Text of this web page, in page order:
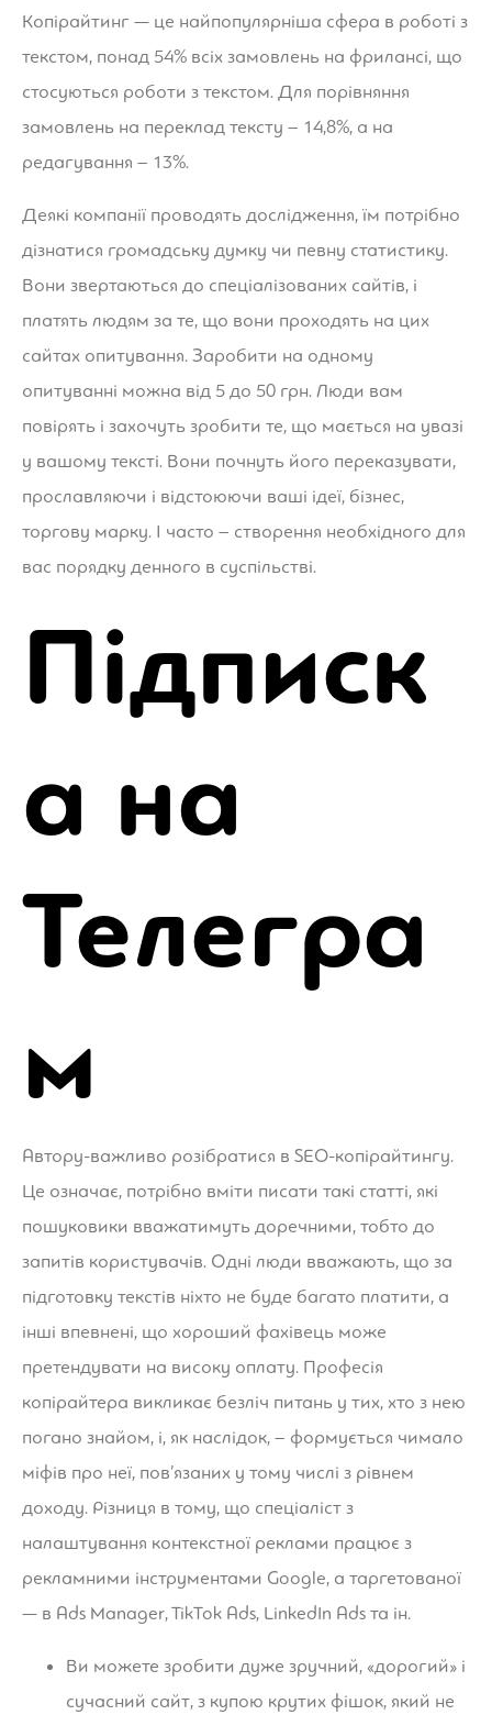
Копірайтинг — це найпопулярніша сфера в роботі з
текстом, понад 54% всіх замовлень на фрилансі, що
стосуються роботи з текстом. Для порівняння
замовлень на переклад тексту – 14,8%, а на
редагування – 13%.
Деякі компанії проводять дослідження, їм потрібно
дізнатися громадську думку чи певну статистику.
Вони звертаються до спеціалізованих сайтів, і
платять людям за те, що вони проходять на цих
сайтах опитування. Заробити на одному
опитуванні можна від 5 до 50 грн. Люди вам
повірять і захочуть зробити те, що мається на увазі
у вашому тексті. Вони почнуть його переказувати,
прославляючи і відстоюючи ваші ідеї, бізнес,
торгову марку. І часто – створення необхідного для
вас порядку денного в суспільстві.
Підписк
а на
Телегра
м
Автору-важливо розібратися в SEO-копірайтингу.
Це означає, потрібно вміти писати такі статті, які
пошуковики вважатимуть доречними, тобто до
запитів користувачів. Одні люди вважають, що за
підготовку текстів ніхто не буде багато платити, а
інші впевнені, що хороший фахівець може
претендувати на високу оплату. Професія
копірайтера викликає безліч питань у тих, хто з нею
погано знайом, і, як наслідок, – формується чимало
міфів про неї, пов’язаних у тому числі з рівнем
доходу. Різниця в тому, що спеціаліст з
налаштування контекстної реклами працює з
рекламними інструментами Google, а таргетованої
— в Ads Manager, TikTok Ads, LinkedIn Ads та ін.
Ви можете зробити дуже зручний, «дорогий» і
сучасний сайт, з купою крутих фішок, який не